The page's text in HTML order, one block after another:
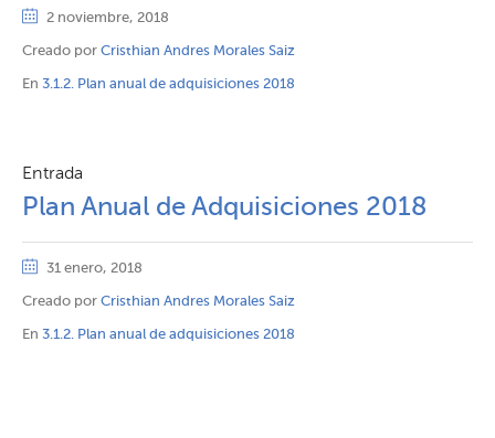
2 noviembre, 2018
Creado por Cristhian Andres Morales Saiz
En 3.1.2. Plan anual de adquisiciones 2018
Entrada
Plan Anual de Adquisiciones 2018
31 enero, 2018
Creado por Cristhian Andres Morales Saiz
En 3.1.2. Plan anual de adquisiciones 2018